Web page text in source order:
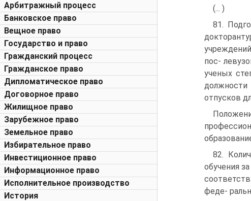
Арбитражный процесс
Банковское право
Вещное право
Государство и право
Гражданский процесс
Гражданское право
Дипломатическое право
Договорное право
Жилищное право
Зарубежное право
Земельное право
Избирательное право
Инвестиционное право
Информационное право
Исполнительное производство
История
(... )
81.
пос-
ученых
должности
отпусков
82.
обучения
феде-